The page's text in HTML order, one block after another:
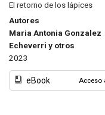
El retorno de los lápices
Autores
Maria Antonia Gonzalez
Echeverri y otros
2023
eBook Acceso